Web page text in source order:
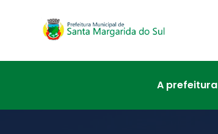
A prefeitura